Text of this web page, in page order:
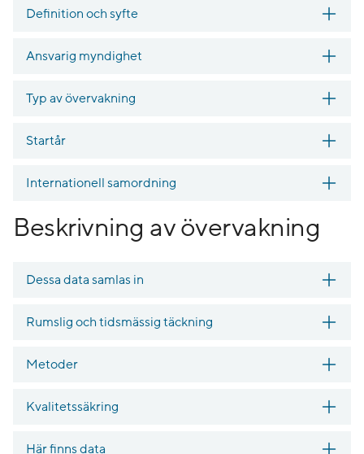
Definition och syfte
Ansvarig myndighet
Typ av övervakning
Startår
Internationell samordning
Beskrivning av övervakning
Dessa data samlas in
Rumslig och tidsmässig täckning
Metoder
Kvalitetssäkring
Här finns data